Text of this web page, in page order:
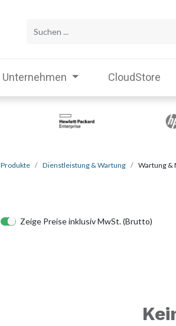
Unternehmen CloudStore
Produkte Dienstleistung & Wartung Wartung &
Zeige Preise inklusiv MwSt. (Brutto)